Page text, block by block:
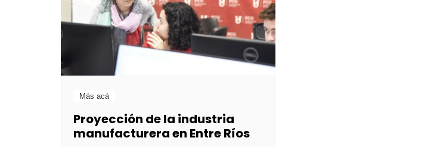
Más acá
Proyección de la industria
manufacturera en Entre Ríos